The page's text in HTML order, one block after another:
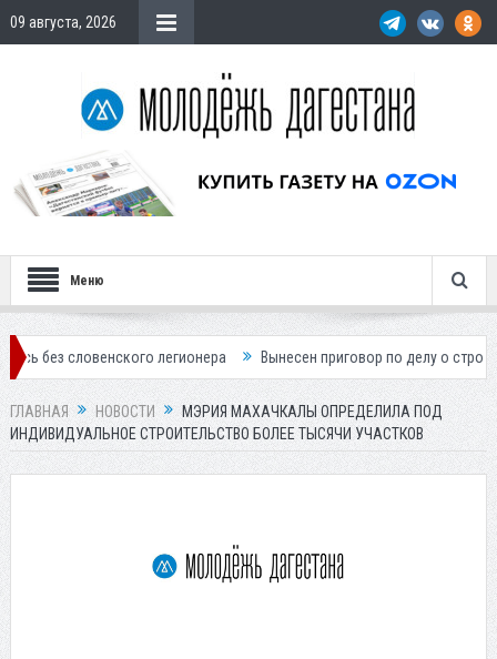
09 августа, 2026
Меню
легионера Вынесен приговор по делу о строительстве
ГЛАВНАЯ НОВОСТИ
МЭРИЯ МАХАЧКАЛЫ ОПРЕДЕЛИЛА ПОД
ИНДИВИДУАЛЬНОЕ СТРОИТЕЛЬСТВО БОЛЕЕ ТЫСЯЧИ УЧАСТКОВ